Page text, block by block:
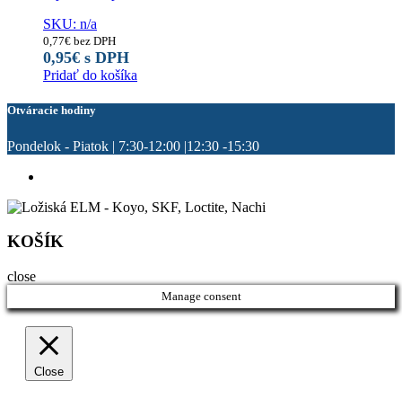
SKU: n/a
0,77€ bez DPH
0,95€ s DPH
Pridať do košíka
Otváracie hodiny
Pondelok - Piatok | 7:30-12:00 |12:30 -15:30
KOŠÍK
close
Manage consent
Close